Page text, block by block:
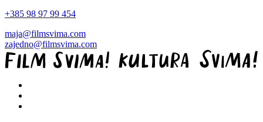
+385 98 97 99 454
maja@filmsvima.com
zajedno@filmsvima.com